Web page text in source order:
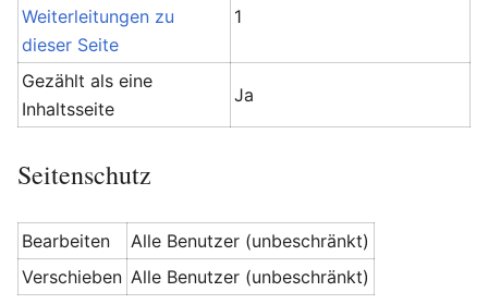
Weiterleitungen zu
dieser Seite
1
Gezählt als eine
Inhaltsseite
Ja
Seitenschutz
Bearbeiten
Alle Benutzer (unbeschränkt)
Verschieben Alle Benutzer (unbeschränkt)